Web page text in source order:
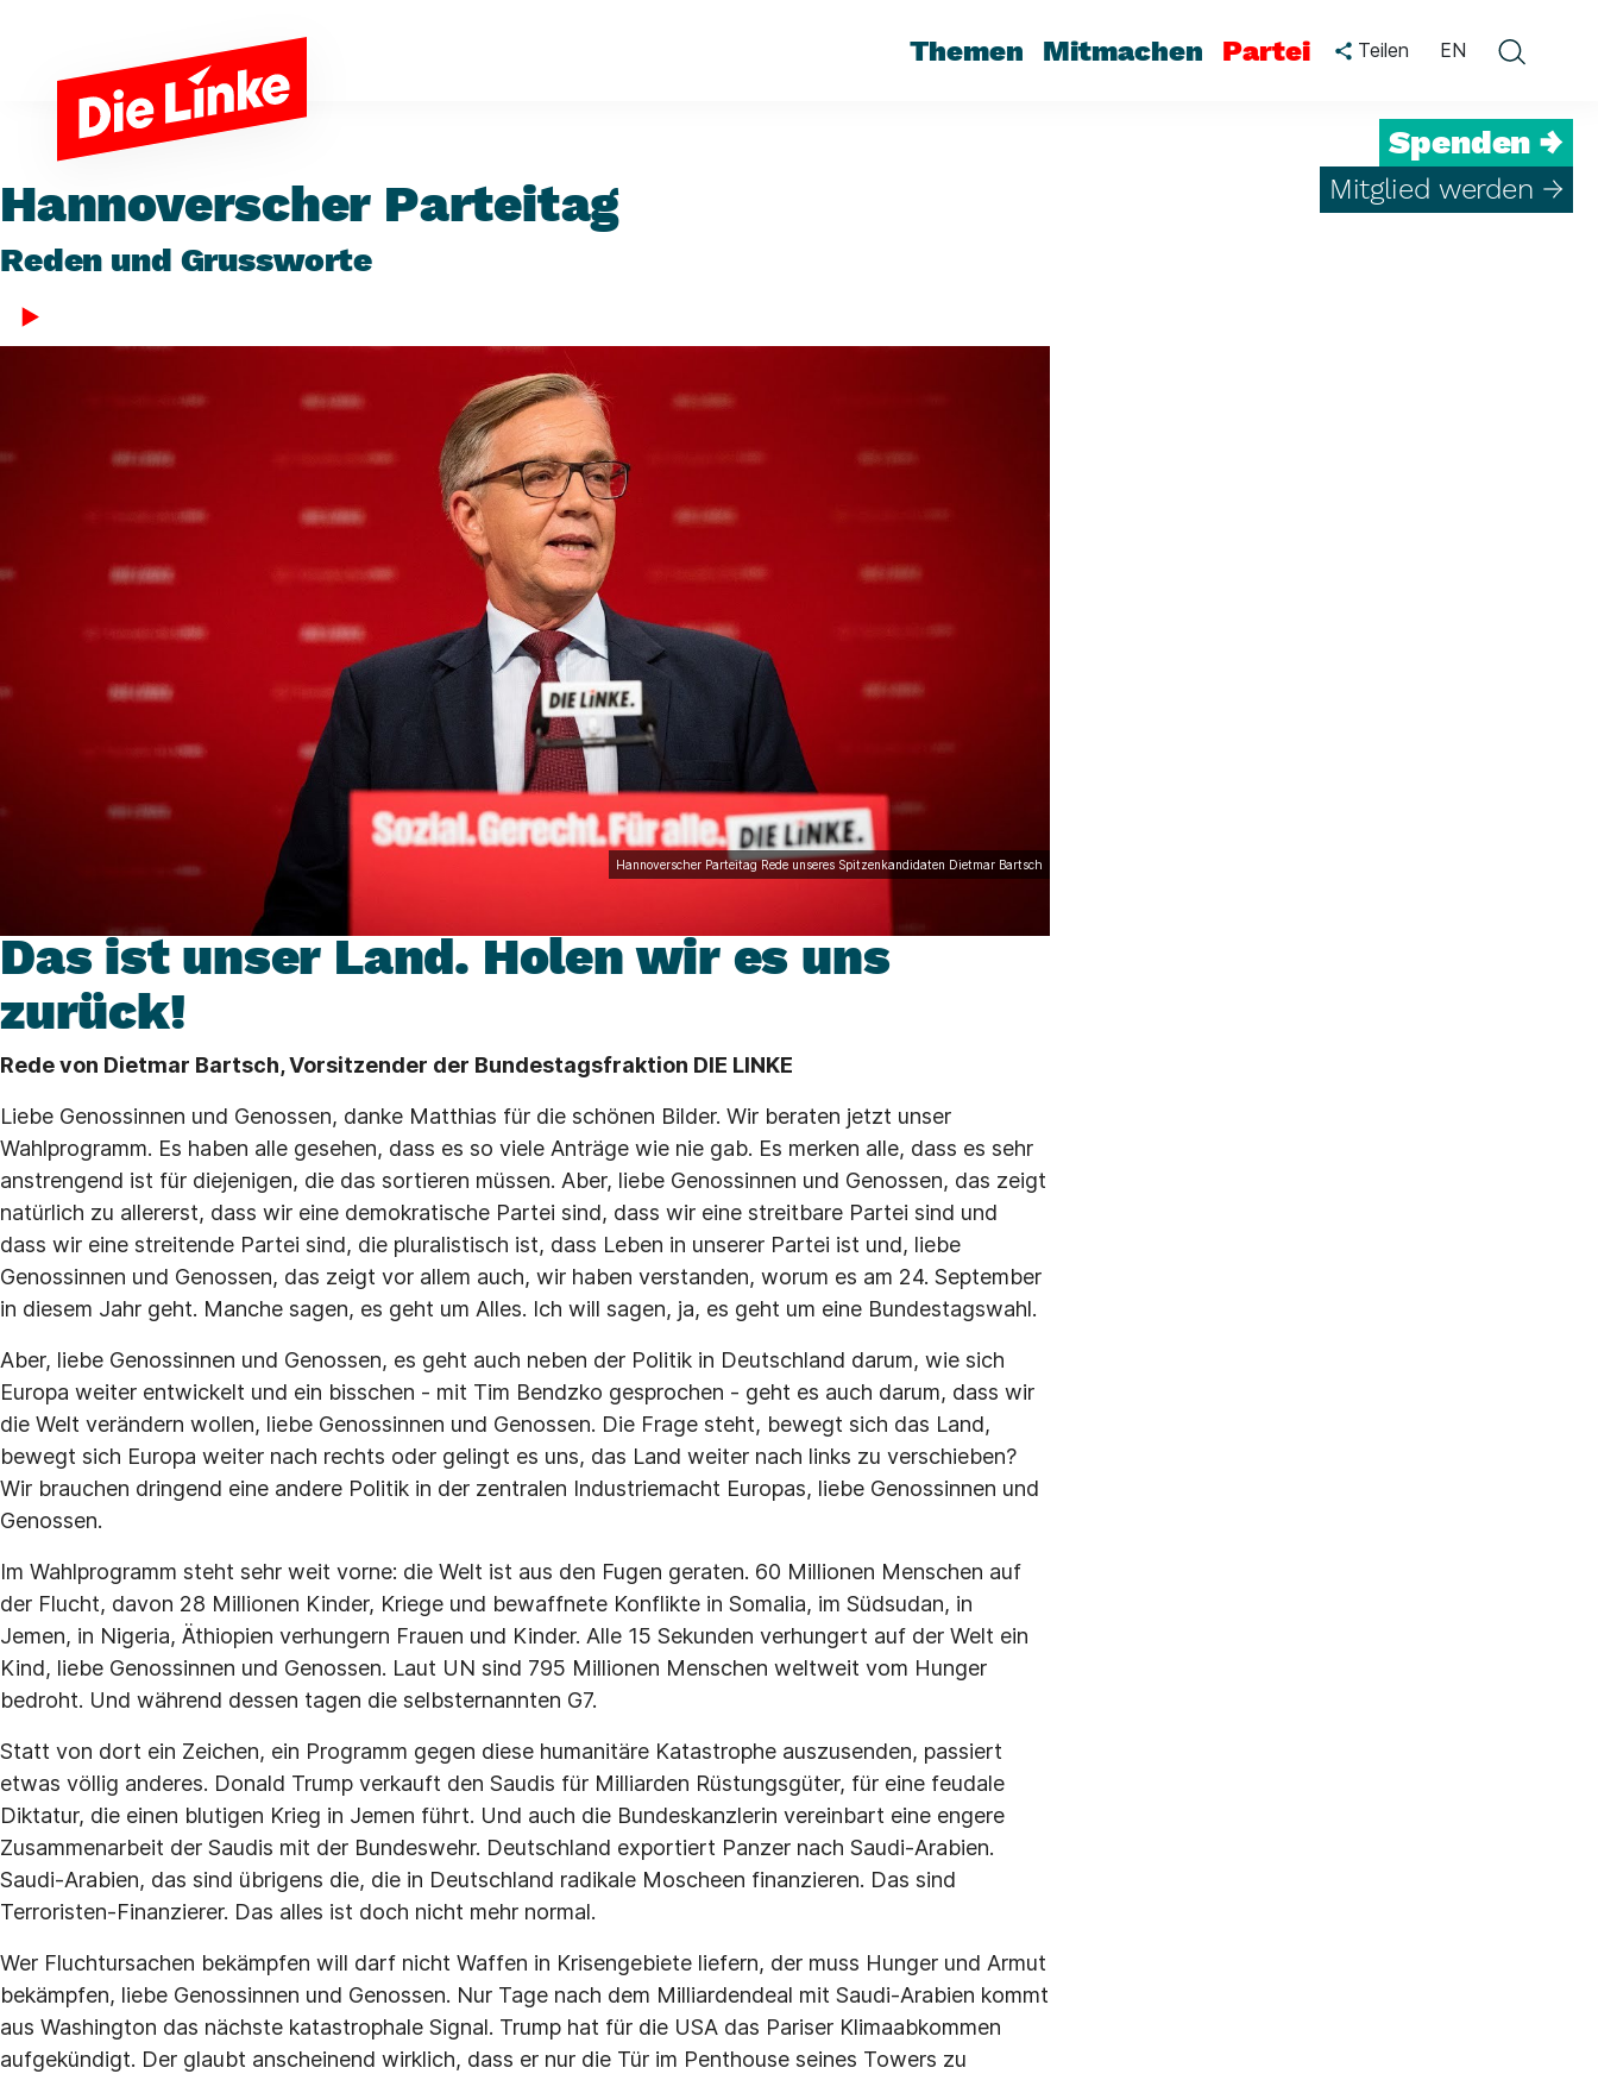
Themen Mitmachen Partei Teilen EN
Spenden →
Mitglied werden →
Hannoverscher Parteitag
Reden und Grussworte
Hannoverscher Parteitag Rede unseres Spitzenkandidaten Dietmar Bartsch
Hannoverscher Parteitag
Das ist unser Land. Holen wir es uns
zurück!
Rede von Dietmar Bartsch, Vorsitzender der Bundestagsfraktion DIE LINKE
Liebe Genossinnen und Genossen, danke Matthias für die schönen Bilder. Wir beraten jetzt unser
Wahlprogramm. Es haben alle gesehen, dass es so viele Anträge wie nie gab. Es merken alle, dass es sehr
anstrengend ist für diejenigen, die das sortieren müssen. Aber, liebe Genossinnen und Genossen, das zeigt
natürlich zu allererst, dass wir eine demokratische Partei sind, dass wir eine streitbare Partei sind und
dass wir eine streitende Partei sind, die pluralistisch ist, dass Leben in unserer Partei ist und, liebe
Genossinnen und Genossen, das zeigt vor allem auch, wir haben verstanden, worum es am 24. September
in diesem Jahr geht. Manche sagen, es geht um Alles. Ich will sagen, ja, es geht um eine Bundestagswahl.
Aber, liebe Genossinnen und Genossen, es geht auch neben der Politik in Deutschland darum, wie sich
Europa weiter entwickelt und ein bisschen - mit Tim Bendzko gesprochen - geht es auch darum, dass wir
die Welt verändern wollen, liebe Genossinnen und Genossen. Die Frage steht, bewegt sich das Land,
bewegt sich Europa weiter nach rechts oder gelingt es uns, das Land weiter nach links zu verschieben?
Wir brauchen dringend eine andere Politik in der zentralen Industriemacht Europas, liebe Genossinnen und
Genossen.
Im Wahlprogramm steht sehr weit vorne: die Welt ist aus den Fugen geraten. 60 Millionen Menschen auf
der Flucht, davon 28 Millionen Kinder, Kriege und bewaffnete Konflikte in Somalia, im Südsudan, in
Jemen, in Nigeria, Äthiopien verhungern Frauen und Kinder. Alle 15 Sekunden verhungert auf der Welt ein
Kind, liebe Genossinnen und Genossen. Laut UN sind 795 Millionen Menschen weltweit vom Hunger
bedroht. Und während dessen tagen die selbsternannten G7.
Statt von dort ein Zeichen, ein Programm gegen diese humanitäre Katastrophe auszusenden, passiert
etwas völlig anderes. Donald Trump verkauft den Saudis für Milliarden Rüstungsgüter, für eine feudale
Diktatur, die einen blutigen Krieg in Jemen führt. Und auch die Bundeskanzlerin vereinbart eine engere
Zusammenarbeit der Saudis mit der Bundeswehr. Deutschland exportiert Panzer nach Saudi-Arabien.
Saudi-Arabien, das sind übrigens die, die in Deutschland radikale Moscheen finanzieren. Das sind
Terroristen-Finanzierer. Das alles ist doch nicht mehr normal.
Wer Fluchtursachen bekämpfen will darf nicht Waffen in Krisengebiete liefern, der muss Hunger und Armut
bekämpfen, liebe Genossinnen und Genossen. Nur Tage nach dem Milliardendeal mit Saudi-Arabien kommt
aus Washington das nächste katastrophale Signal. Trump hat für die USA das Pariser Klimaabkommen
aufgekündigt. Der glaubt anscheinend wirklich, dass er nur die Tür im Penthouse seines Towers zu